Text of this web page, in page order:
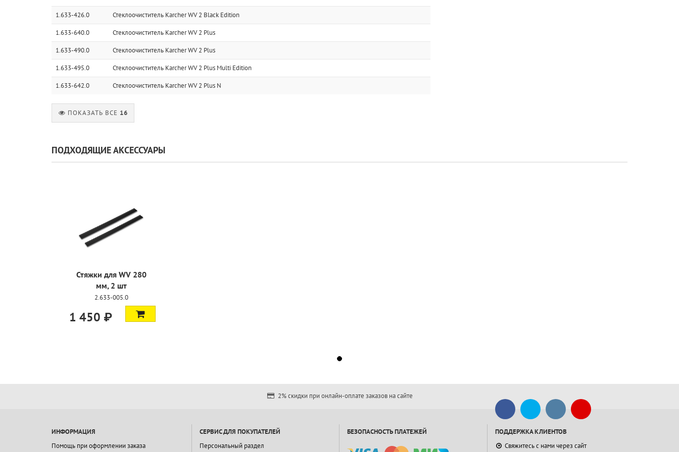
1.633-426.0 Стеклоочиститель Karcher WV 2 Black Edition
1.633-640.0 Стеклоочиститель Karcher WV 2 Plus
1.633-490.0 Стеклоочиститель Karcher WV 2 Plus
1.633-495.0 Стеклоочиститель Karcher WV 2 Plus Multi Edition
1.633-642.0 Стеклоочиститель Karcher WV 2 Plus N
ПОКАЗАТЬ ВСЕ 16
ПОДХОДЯЩИЕ АКСЕССУАРЫ
Стяжки для WV 280
мм, 2 шт
2.633-005.0
1 450 ₽
2% скидки при онлайн-оплате заказов на сайте
ИНФОРМАЦИЯ
Помощь при оформлении заказа
СЕРВИС ДЛЯ ПОКУПАТЕЛЕЙ
Персональный раздел
БЕЗОПАСНОСТЬ ПЛАТЕЖЕЙ
ПОДДЕРЖКА КЛИЕНТОВ
Свяжитесь с нами через сайт